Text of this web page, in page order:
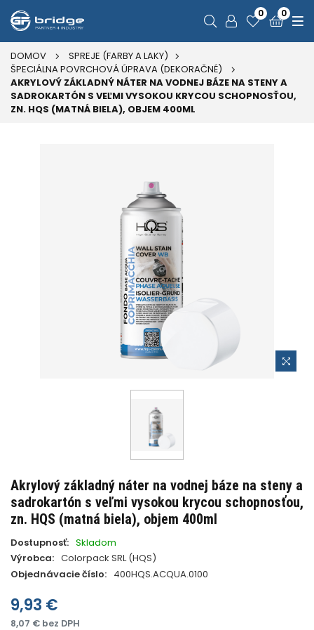
0 0
DOMOV
SPREJE (FARBY A LAKY)
ŠPECIÁLNA POVRCHOVÁ ÚPRAVA (DEKORAČNÉ)
AKRYLOVÝ ZÁKLADNÝ NÁTER NA VODNEJ BÁZE NA STENY A
SADROKARTÓN S VEĽMI VYSOKOU KRYCOU SCHOPNOSŤOU,
ZN. HQS (MATNÁ BIELA), OBJEM 400ML
Akrylový základný náter na vodnej báze na steny a
sadrokartón s veľmi vysokou krycou schopnosťou,
zn. HQS (matná biela), objem 400ml
Dostupnosť: Skladom
Výrobca: Colorpack SRL (HQS)
Objednávacie číslo: 400HQS.ACQUA.0100
9,93 €
8,07 € bez DPH